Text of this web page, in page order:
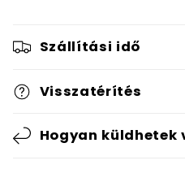
Szállítási idő
Visszatérítés
Hogyan küldhetek